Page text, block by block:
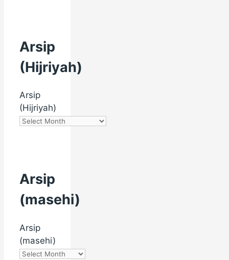
Arsip
(Hijriyah)
Arsip
(Hijriyah)
Arsip
(masehi)
Arsip
(masehi)